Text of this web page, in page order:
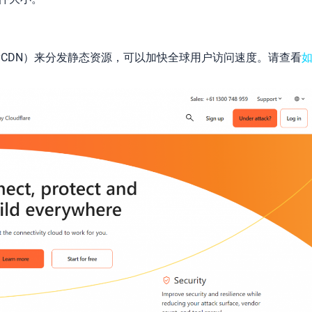
）来分发静态资源，可以加快全球用户访问速度。请查看